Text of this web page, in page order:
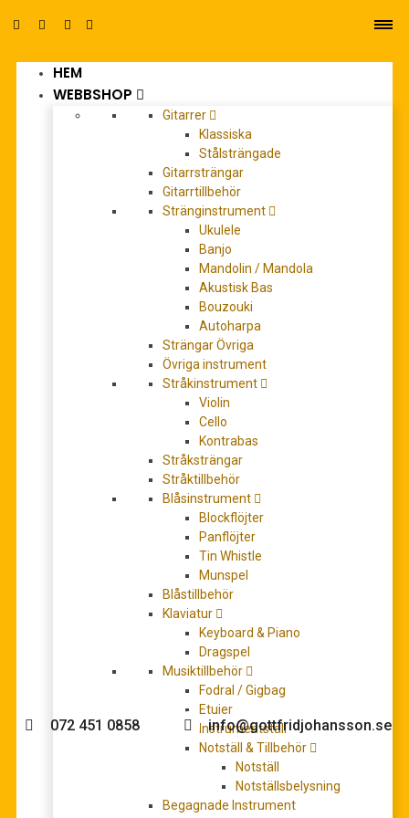
HEM
WEBBSHOP
Gitarrer
Klassiska
Stålsträngade
Gitarrsträngar
Gitarrtillbehör
Stränginstrument
Ukulele
Banjo
Mandolin / Mandola
Akustisk Bas
Bouzouki
Autoharpa
Strängar Övriga
Övriga instrument
Stråkinstrument
Violin
Cello
Kontrabas
Stråksträngar
Stråktillbehör
Blåsinstrument
Blockflöjter
Panflöjter
Tin Whistle
Munspel
Blåstillbehör
Klaviatur
Keyboard & Piano
Dragspel
Musiktillbehör
Fodral / Gigbag
Etuier
Instrumentställ
Notställ & Tillbehör
Notställ
Notställsbelysning
Begagnade Instrument
REA!
Morricone, Ennio (van Beringen, Robert arr.): Cinema
Morricone Three Famous Movie Melodies (flute
quartet, intermediate, flöjtkvartett)
Det
ursprungliga
priset
var:
389,00 kr.
289,00krDet
är:
LÄGG TILL I VARUKORG
Behöver du hjälp med köpet?
072 451 0858 info@gottfridjohansson.se
Gottfrid Johansson Telefontider: